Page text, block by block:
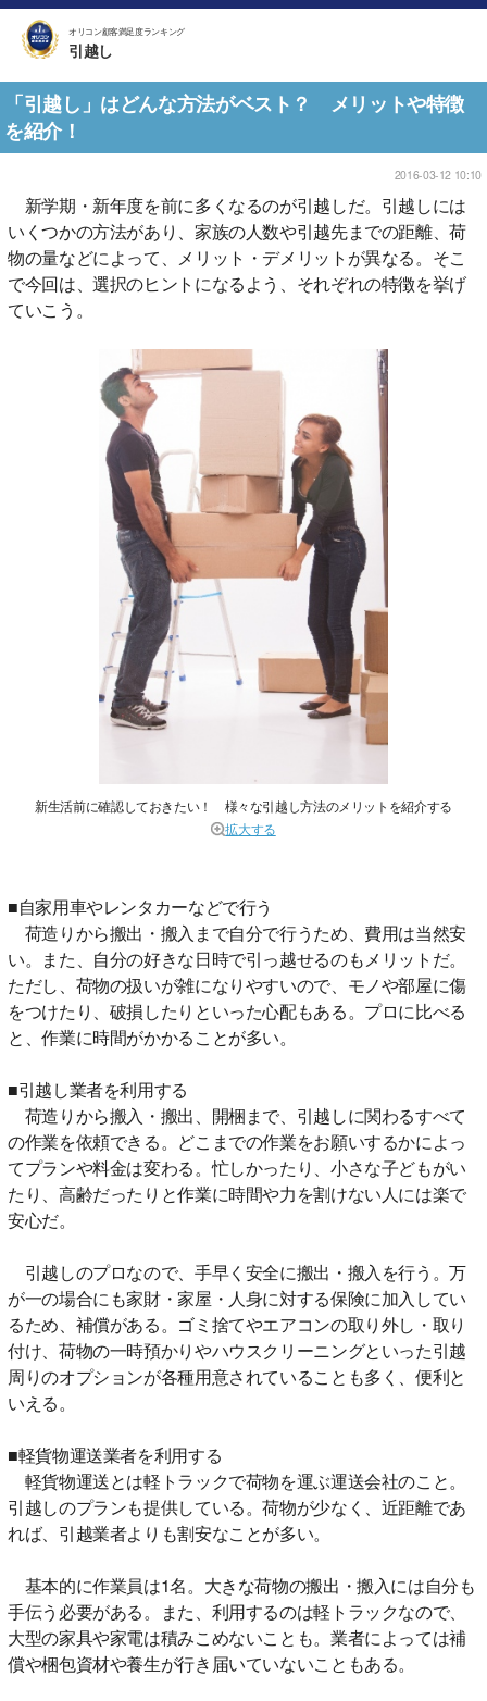
オリコン顧客満足度ランキング
引越し
「引越し」はどんな方法がベスト？ メリットや特徴
を紹介！
2016-03-12 10:10
新学期・新年度を前に多くなるのが引越しだ。引越しには
いくつかの方法があり、家族の人数や引越先までの距離、荷
物の量などによって、メリット・デメリットが異なる。そこ
で今回は、選択のヒントになるよう、それぞれの特徴を挙げ
ていこう。
新生活前に確認しておきたい！ 様々な引越し方法のメリットを紹介する
拡大する
■自家用車やレンタカーなどで行う
荷造りから搬出・搬入まで自分で行うため、費用は当然安
い。また、自分の好きな日時で引っ越せるのもメリットだ。
ただし、荷物の扱いが雑になりやすいので、モノや部屋に傷
をつけたり、破損したりといった心配もある。プロに比べる
と、作業に時間がかかることが多い。
■引越し業者を利用する
荷造りから搬入・搬出、開梱まで、引越しに関わるすべて
の作業を依頼できる。どこまでの作業をお願いするかによっ
てプランや料金は変わる。忙しかったり、小さな子どもがい
たり、高齢だったりと作業に時間や力を割けない人には楽で
安心だ。
引越しのプロなので、手早く安全に搬出・搬入を行う。万
が一の場合にも家財・家屋・人身に対する保険に加入してい
るため、補償がある。ゴミ捨てやエアコンの取り外し・取り
付け、荷物の一時預かりやハウスクリーニングといった引越
周りのオプションが各種用意されていることも多く、便利と
いえる。
■軽貨物運送業者を利用する
軽貨物運送とは軽トラックで荷物を運ぶ運送会社のこと。
引越しのプランも提供している。荷物が少なく、近距離であ
れば、引越業者よりも割安なことが多い。
基本的に作業員は1名。大きな荷物の搬出・搬入には自分も
手伝う必要がある。また、利用するのは軽トラックなので、
大型の家具や家電は積みこめないことも。業者によっては補
償や梱包資材や養生が行き届いていないこともある。